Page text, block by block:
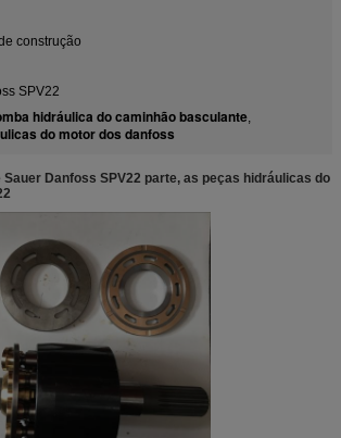
construção
SPV22
hidráulica do caminhão basculante,
do motor dos danfoss
Danfoss SPV22 parte, as peças hidráulicas do